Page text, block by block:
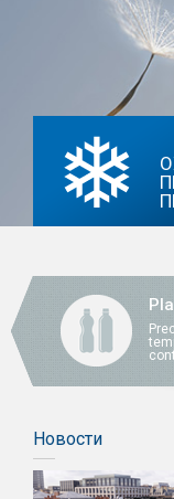
Новости